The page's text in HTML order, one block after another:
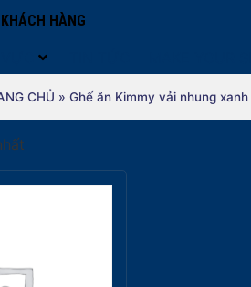
HÀNG
CHỦ » Ghế ăn Kimmy vải nhung